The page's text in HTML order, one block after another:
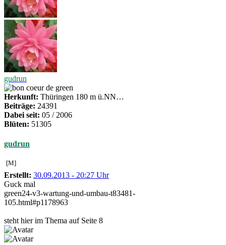
gudrun
Herkunft: Thüringen 180 m ü.NN…
Beiträge: 24391
Dabei seit: 05 / 2006
Blüten: 51305
gudrun
[M]
Erstellt: 30.09.2013 - 20:27 Uhr
Guck mal
green24-v3-wartung-und-umbau-t83481-
105.html#p1178963
steht hier im Thema auf Seite 8